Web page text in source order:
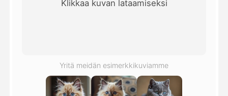
Näytä kaikki mallit
Klikkaa kuvan lataamiseksi
Yritä meidän esimerkkikuviamme